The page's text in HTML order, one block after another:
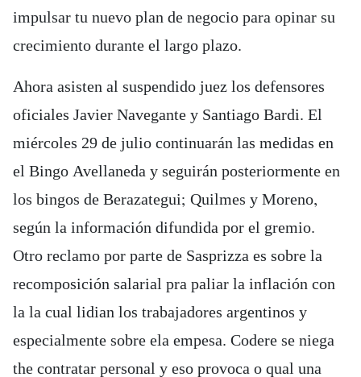
impulsar tu nuevo plan de negocio para opinar su
crecimiento durante el largo plazo.
Ahora asisten al suspendido juez los defensores
oficiales Javier Navegante y Santiago Bardi. El
miércoles 29 de julio continuarán las medidas en
el Bingo Avellaneda y seguirán posteriormente en
los bingos de Berazategui; Quilmes y Moreno,
según la información difundida por el gremio.
Otro reclamo por parte de Sasprizza es sobre la
recomposición salarial pra paliar la inflación con
la la cual lidian los trabajadores argentinos y
especialmente sobre ela empesa. Codere se niega
the contratar personal y eso provoca o qual una